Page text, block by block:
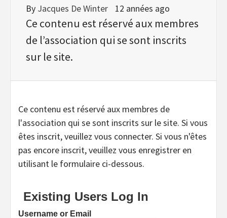
By Jacques De Winter 12 années ago
Ce contenu est réservé aux membres
de l’association qui se sont inscrits
sur le site.
Ce contenu est réservé aux membres de
l'association qui se sont inscrits sur le site. Si vous
êtes inscrit, veuillez vous connecter. Si vous n'êtes
pas encore inscrit, veuillez vous enregistrer en
utilisant le formulaire ci-dessous.
Existing Users Log In
Username or Email